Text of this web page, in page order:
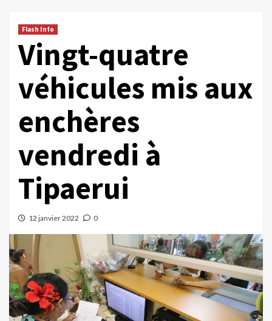
Flash Info
Vingt-quatre
véhicules mis aux
enchères
vendredi à
Tipaerui
12 janvier 2022 0